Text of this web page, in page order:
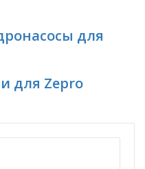
для
для Zepro